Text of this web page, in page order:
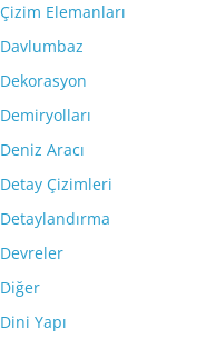
Çizim Elemanları
Davlumbaz
Dekorasyon
Demiryolları
Deniz Aracı
Detay Çizimleri
Detaylandırma
Devreler
Diğer
Dini Yapı